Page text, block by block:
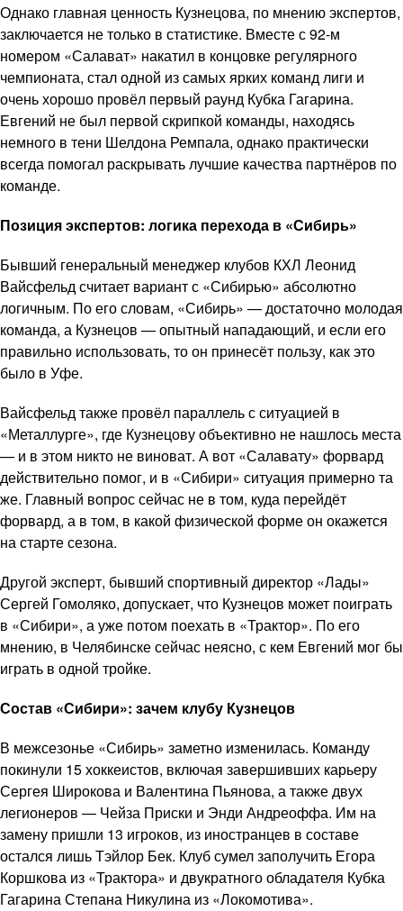
Однако главная ценность Кузнецова, по мнению экспертов,
заключается не только в статистике. Вместе с 92-м
номером «Салават» накатил в концовке регулярного
чемпионата, стал одной из самых ярких команд лиги и
очень хорошо провёл первый раунд Кубка Гагарина.
Евгений не был первой скрипкой команды, находясь
немного в тени Шелдона Ремпала, однако практически
всегда помогал раскрывать лучшие качества партнёров по
команде.
Позиция экспертов: логика перехода в «Сибирь»
Бывший генеральный менеджер клубов КХЛ Леонид
Вайсфельд считает вариант с «Сибирью» абсолютно
логичным. По его словам, «Сибирь» — достаточно молодая
команда, а Кузнецов — опытный нападающий, и если его
правильно использовать, то он принесёт пользу, как это
было в Уфе.
Вайсфельд также провёл параллель с ситуацией в
«Металлурге», где Кузнецову объективно не нашлось места
— и в этом никто не виноват. А вот «Салавату» форвард
действительно помог, и в «Сибири» ситуация примерно та
же. Главный вопрос сейчас не в том, куда перейдёт
форвард, а в том, в какой физической форме он окажется
на старте сезона.
Другой эксперт, бывший спортивный директор «Лады»
Сергей Гомоляко, допускает, что Кузнецов может поиграть
в «Сибири», а уже потом поехать в «Трактор». По его
мнению, в Челябинске сейчас неясно, с кем Евгений мог бы
играть в одной тройке.
Состав «Сибири»: зачем клубу Кузнецов
В межсезонье «Сибирь» заметно изменилась. Команду
покинули 15 хоккеистов, включая завершивших карьеру
Сергея Широкова и Валентина Пьянова, а также двух
легионеров — Чейза Приски и Энди Андреоффа. Им на
замену пришли 13 игроков, из иностранцев в составе
остался лишь Тэйлор Бек. Клуб сумел заполучить Егора
Коршкова из «Трактора» и двукратного обладателя Кубка
Гагарина Степана Никулина из «Локомотива».